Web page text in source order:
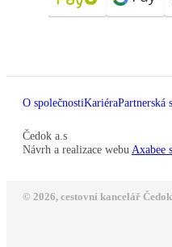
O společnostiKariéraPartnerská
Čedok a.s
Návrh a realizace webu Axabee
© 2026, cestovní kancelář Čedok